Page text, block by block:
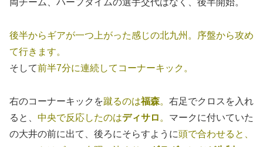
両チーム、ハーフタイムの選手交代はなく、後半開始。
後半からギアが一つ上がった感じの北九州。序盤から攻め
て行きます。
そして前半7分に連続してコーナーキック。
右のコーナーキックを蹴るのは福森。 右足でクロスを入れ
ると、 中央で反応したのはディサロ 。 マークに付いていた
の大井の前に出て、後ろにそらすように頭で合わせると、